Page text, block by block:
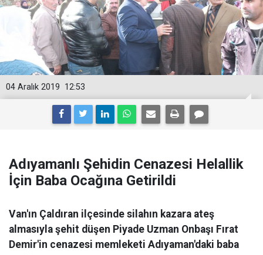
12:53
04 Aralık 2019
Adıyamanlı Şehidin Cenazesi Helallik
İçin Baba Ocağına Getirildi
Van'ın Çaldıran ilçesinde silahın kazara ateş
almasıyla şehit düşen Piyade Uzman Onbaşı Fırat
Demir'in cenazesi memleketi Adıyaman'daki baba